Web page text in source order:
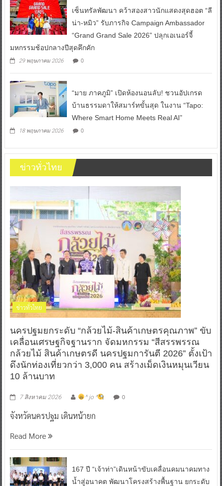
เซ็นทรัลพัฒนา คว้าสองสาวนักแสดงสุดฮอต “ลี
น่า-หมิว” รับภารกิจ Campaign Ambassador
“Grand Grand Sale 2026” ปลุกเอเนอร์จี้
มหกรรมช้อปกลางปีสุดคึกคัก
29 พฤษภาคม 2026 0
“มาย ภาคภูมิ” เปิดห้องนอนลับ! ชวนอัปเกรด
บ้านธรรมดาให้สมาร์ทขั้นสุด ในงาน “Tapo:
Where Smart Home Meets Real AI”
18 พฤษภาคม 2026 0
ข่าวทั่วไทย
ข่าวทั่วไทย
นครปฐมยกระดับ “กล้วยไม้-สินค้าเกษตรคุณภาพ” ขับ
เคลื่อนเศรษฐกิจฐานราก จัดมหกรรม “สีสรรพรรณ
กล้วยไม้ สินค้าเกษตรดี นครปฐมการันตี 2026” ตั้งเป้า
ดึงนักท่องเที่ยวกว่า 3,000 คน สร้างเม็ดเงินหมุนเวียน
10 ล้านบาท
7 สิงหาคม 2026 ^ jo ^ 0
จังหวัดนครปฐม เดินหน้ายก
Read More
167 ปี “เจ้าท่า”เดินหน้าขับเคลื่อนคมนาคมทาง
น้ำสู่อนาคต พัฒนาโครงสร้างพื้นฐาน ยกระดับ